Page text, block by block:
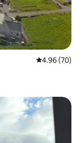
Calificación
4.96 (70)